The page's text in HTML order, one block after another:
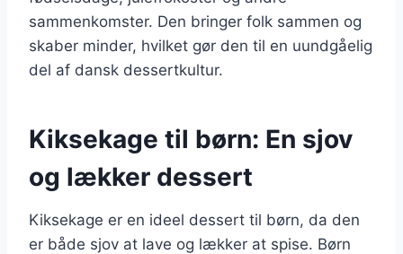
sammenkomster. Den bringer folk sammen og
skaber minder, hvilket gør den til en uundgåelig
del af dansk dessertkultur.
Kiksekage til børn: En sjov
og lækker dessert
Kiksekage er en ideel dessert til børn, da den
er både sjov at lave og lækker at spise. Børn